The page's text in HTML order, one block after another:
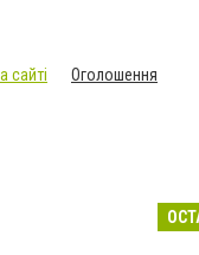
сайті
Оголошення